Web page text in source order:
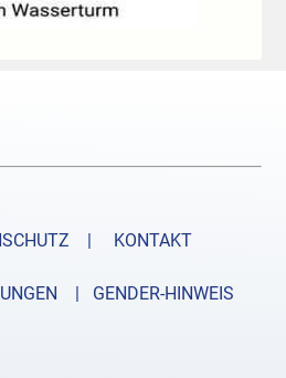
|
KONTAKT
| GENDER-HINWEIS